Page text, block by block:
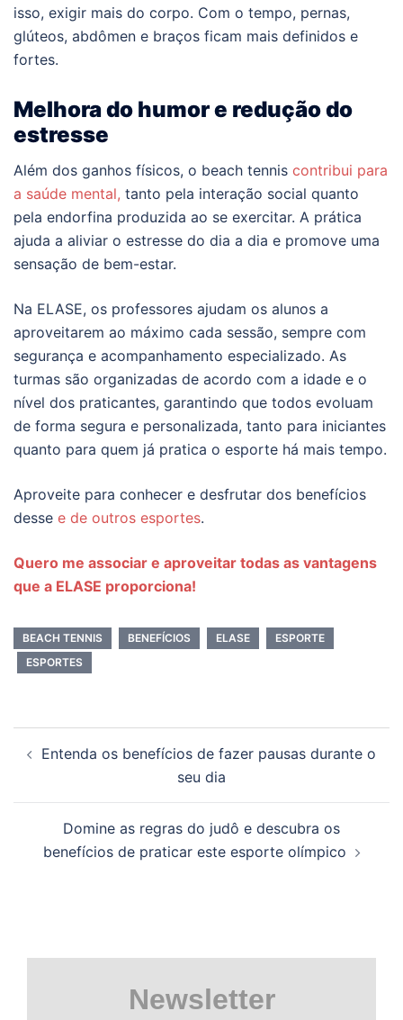
isso, exigir mais do corpo. Com o tempo, pernas,
glúteos, abdômen e braços ficam mais definidos e
fortes.
Melhora do humor e redução do
estresse
Além dos ganhos físicos, o beach tennis contribui para
a saúde mental, tanto pela interação social quanto
pela endorfina produzida ao se exercitar. A prática
ajuda a aliviar o estresse do dia a dia e promove uma
sensação de bem-estar.
Na ELASE, os professores ajudam os alunos a
aproveitarem ao máximo cada sessão, sempre com
segurança e acompanhamento especializado. As
turmas são organizadas de acordo com a idade e o
nível dos praticantes, garantindo que todos evoluam
de forma segura e personalizada, tanto para iniciantes
quanto para quem já pratica o esporte há mais tempo.
Aproveite para conhecer e desfrutar dos benefícios
desse e de outros esportes.
Quero me associar e aproveitar todas as vantagens
que a ELASE proporciona!
BEACH TENNIS BENEFÍCIOS ELASE
ESPORTE
ESPORTES
de Entenda os benefícios de fazer pausas durante o
seu dia
Domine as regras do judô e descubra os
benefícios de praticar este esporte olímpico
Newsletter